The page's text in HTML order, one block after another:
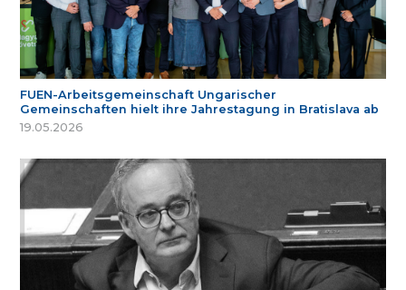
FUEN-Arbeitsgemeinschaft Ungarischer
Gemeinschaften hielt ihre Jahrestagung in Bratislava ab
19.05.2026